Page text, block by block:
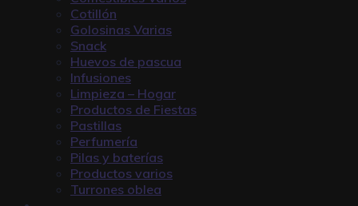
Cotillón
Golosinas Varias
Snack
Huevos de pascua
Infusiones
Limpieza – Hogar
Productos de Fiestas
Pastillas
Perfumería
Pilas y baterías
Productos varios
Turrones oblea